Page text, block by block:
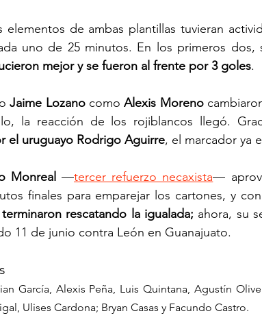
de ambas plantillas tuvieran
uno de 25 minutos. En los primeros dos,
mejor y se fueron al frente por 3 goles.
Jaime Lozano como Alexis Moreno
la reacción de los rojiblancos llegó.
el uruguayo Rodrigo Aguirre, el marcador ya
Monreal —tercer refuerzo necaxista—
finales para emparejar los cartones, y
rescatando la igualada; ahora, su
11 de junio contra León en Guanajuato.
García, Alexis Peña, Luis Quintana, Agustín
Ulises Cardona; Bryan Casas y Facundo Castro.